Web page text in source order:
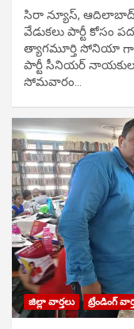
సిరా న్యూస్,
వేడుక‌లు పార్టీ కోసం
త్యాగమూర్తి సోనియా
పార్టీ సీనియ‌ర్
సోమవారం…
జిల్లా వార్తలు ట్రేండింగ్